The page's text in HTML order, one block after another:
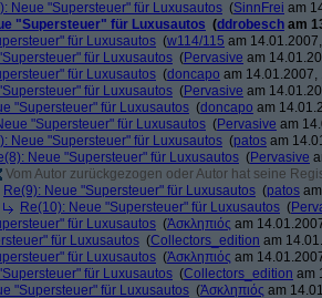
Neue "Supersteuer" für Luxusautos (SinnFrei am
"Supersteuer" für Luxusautos (ddrobesch am
für Luxusautos (w114/115 am
für Luxusautos (Pervasive am
für Luxusautos (doncapo am 14.01.2007,
für Luxusautos (Pervasive am
"Supersteuer" für Luxusautos (doncapo am
"Supersteuer" für Luxusautos (Pervasive am
Neue "Supersteuer" für Luxusautos (patos am
Neue "Supersteuer" für Luxusautos (Pervasive
Vom Autor zurückgezogen oder Autor hat seine
Re(9): Neue "Supersteuer" für Luxusautos (patos
Re(10): Neue "Supersteuer" für Luxusautos (
für Luxusautos (Ἀσκληπιός am
für Luxusautos (Collectors_edition am
für Luxusautos (Ἀσκληπιός am
für Luxusautos (Collectors_edition am
"Supersteuer" für Luxusautos (Ἀσκληπιός am